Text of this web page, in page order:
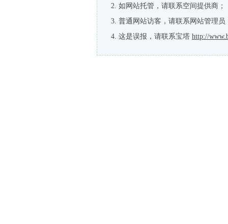
如网站托管，请联系空间提供商；
普通网站访客，请联系网站管理员
这是误报，请联系宝塔 http://